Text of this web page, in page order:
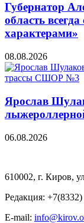
Губернатор
область
характерами»
08.08.2026
Ярослав
06.08.2026
610002, г. Киров,
Редакция:
E-mail: